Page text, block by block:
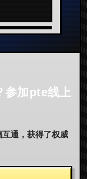
参加pte线上
通，获得了权威